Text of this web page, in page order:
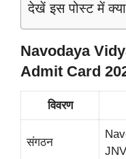
देखें इस पोस्ट में
Navodaya
Admit Card
विवरण
संगठन